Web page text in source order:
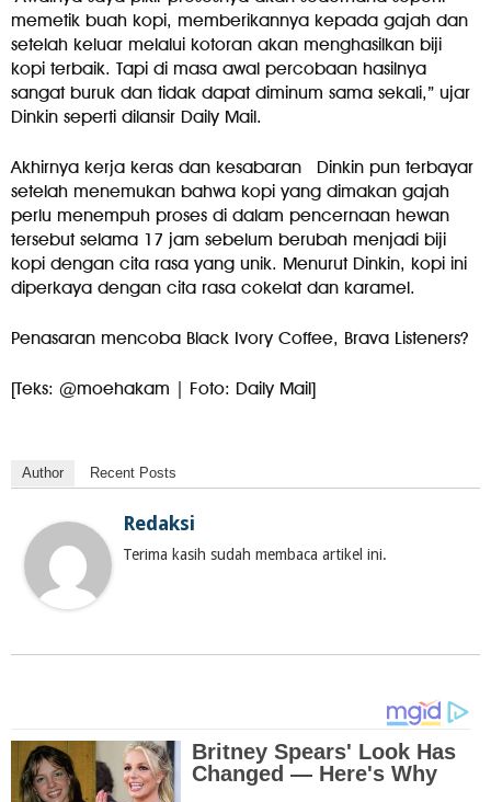
memetik buah kopi, memberikannya kepada gajah dan
setelah keluar melalui kotoran akan menghasilkan biji
kopi terbaik. Tapi di masa awal percobaan hasilnya
sangat buruk dan tidak dapat diminum sama sekali,” ujar
Dinkin seperti dilansir Daily Mail.
Akhirnya kerja keras dan kesabaran Dinkin pun terbayar
setelah menemukan bahwa kopi yang dimakan gajah
perlu menempuh proses di dalam pencernaan hewan
tersebut selama 17 jam sebelum berubah menjadi biji
kopi dengan cita rasa yang unik. Menurut Dinkin, kopi ini
diperkaya dengan cita rasa cokelat dan karamel.
Penasaran mencoba Black Ivory Coffee, Brava Listeners?
[Teks: @moehakam | Foto: Daily Mail]
Author Recent Posts
Redaksi
Terima kasih sudah membaca artikel ini.